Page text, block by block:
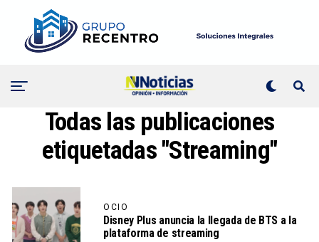
Todas las publicaciones
etiquetadas "Streaming"
OCIO
Disney Plus anuncia la llegada de BTS a la
plataforma de streaming